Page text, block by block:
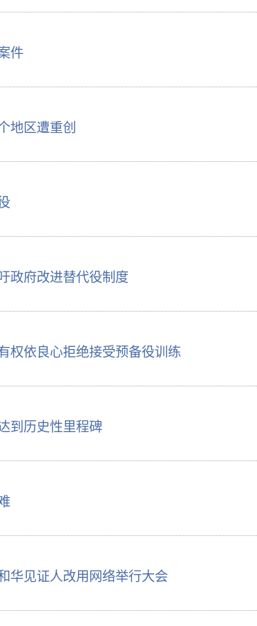
件
地区遭重创
政府改进替代役制度
权依良心拒绝接受预备役训练
到历史性里程碑
华见证人改用网络举行大会